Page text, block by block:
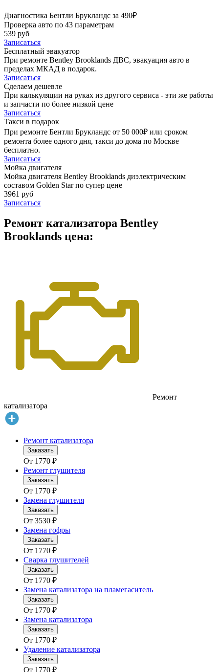
Диагностика Бентли Брукландс за 490₽
Проверка авто по 43 параметрам
539 руб
Записаться
Бесплатный эвакуатор
При ремонте Bentley Brooklands ДВС, эвакуация авто в
пределах МКАД в подарок.
Записаться
Сделаем дешевле
При калькуляции на руках из другого сервиса - эти же работы
и запчасти по более низкой цене
Записаться
Такси в подарок
При ремонте Бентли Брукландс от 50 000₽ или сроком
ремонта более одного дня, такси до дома по Москве
бесплатно.
Записаться
Мойка двигателя
Мойка двигателя Bentley Brooklands диэлектрическим
составом Golden Star по супер цене
3961 руб
Записаться
Ремонт катализатора Bentley
Brooklands цена:
Ремонт
катализатора
Ремонт катализатора
Заказать
От 1770 ₽
Ремонт глушителя
Заказать
От 1770 ₽
Замена глушителя
Заказать
От 3530 ₽
Замена гофры
Заказать
От 1770 ₽
Сварка глушителей
Заказать
От 1770 ₽
Замена катализатора на пламегаситель
Заказать
От 1770 ₽
Замена катализатора
Заказать
От 1770 ₽
Удаление катализатора
Заказать
От 1770 ₽